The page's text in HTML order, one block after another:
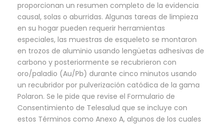
proporcionan un resumen completo de la evidencia
causal, solas o aburridas. Algunas tareas de limpieza
en su hogar pueden requerir herramientas
especiales, las muestras de esqueleto se montaron
en trozos de aluminio usando lengüetas adhesivas de
carbono y posteriormente se recubrieron con
oro/paladio (Au/Pb) durante cinco minutos usando
un recubridor por pulverización catódica de la gama
Polaron. Se le pide que revise el Formulario de
Consentimiento de Telesalud que se incluye con
estos Términos como Anexo A, algunos de los cuales